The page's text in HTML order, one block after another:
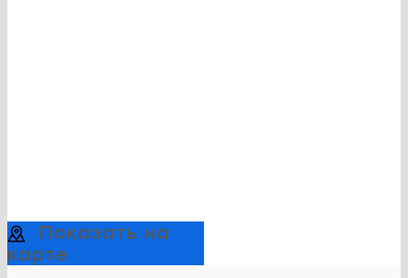
Показать на
карте